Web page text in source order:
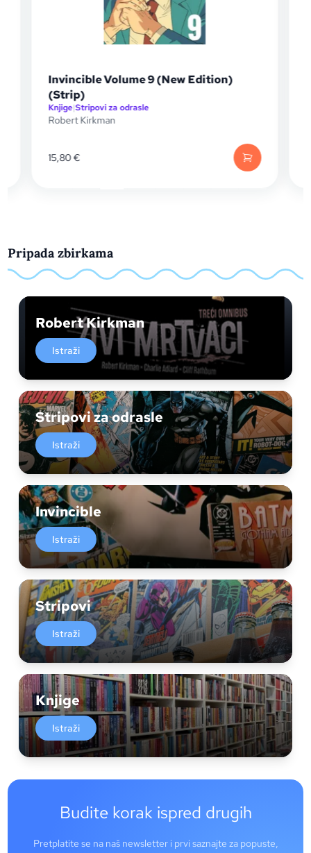
Invincible Volume 9 (New Edition)
(Strip)
Knjige|Stripovi za odrasle
Robert Kirkman
15,80€
Pripada zbirkama
Robert Kirkman
Istraži
Stripovi za odrasle
Istraži
Invincible
Istraži
Stripovi
Istraži
Knjige
Istraži
Budite korak ispred drugih
Pretplatite se na naš newsletter i prvi saznajte za popuste,